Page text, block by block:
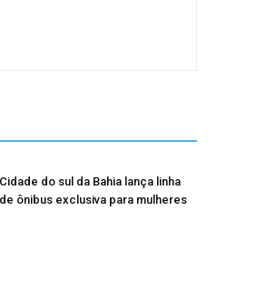
Cidade do sul da Bahia lança linha
de ônibus exclusiva para mulheres